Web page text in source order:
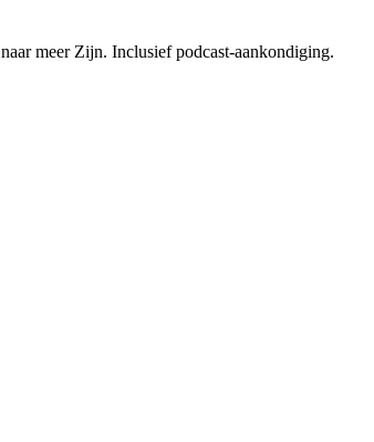
meer Zijn. Inclusief podcast-aankondiging.